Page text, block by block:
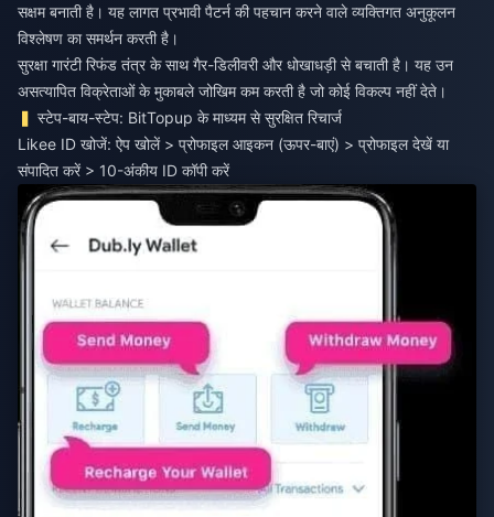
सक्षम बनाती है। यह लागत प्रभावी पैटर्न की पहचान करने वाले व्यक्तिगत अनुकूलन
विश्लेषण का समर्थन करती है।
सुरक्षा गारंटी रिफंड तंत्र के साथ गैर-डिलीवरी और धोखाधड़ी से बचाती है। यह उन
असत्यापित विक्रेताओं के मुकाबले जोखिम कम करती है जो कोई विकल्प नहीं देते।
स्टेप-बाय-स्टेप: BitTopup के माध्यम से सुरक्षित रिचार्ज
Likee ID खोजें: ऐप खोलें > प्रोफाइल आइकन (ऊपर-बाएं) > प्रोफाइल देखें या
संपादित करें > 10-अंकीय ID कॉपी करें